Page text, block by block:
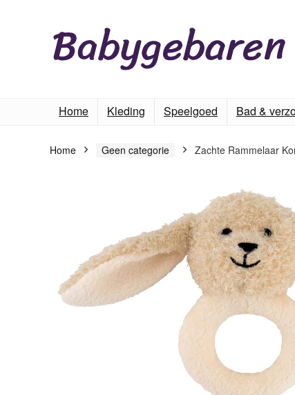
Home Kleding Speelgoed Bad &
Home Geen categorie Zachte Rammelaar